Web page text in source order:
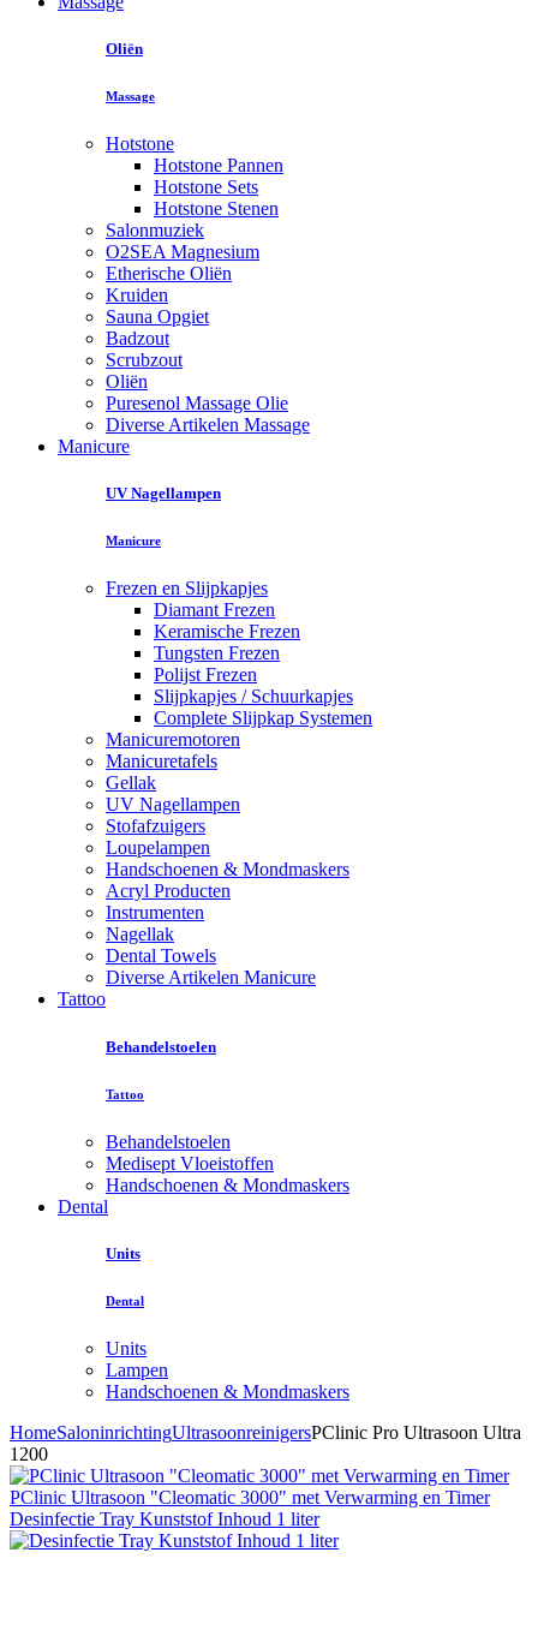
Oliën
Massage
Hotstone
Hotstone Pannen
Hotstone Sets
Hotstone Stenen
Salonmuziek
O2SEA Magnesium
Etherische Oliën
Kruiden
Sauna Opgiet
Badzout
Scrubzout
Oliën
Puresenol Massage Olie
Diverse Artikelen Massage
Manicure
UV Nagellampen
Manicure
Frezen en Slijpkapjes
Diamant Frezen
Keramische Frezen
Tungsten Frezen
Polijst Frezen
Slijpkapjes / Schuurkapjes
Complete Slijpkap Systemen
Manicuremotoren
Manicuretafels
Gellak
UV Nagellampen
Stofafzuigers
Loupelampen
Handschoenen & Mondmaskers
Acryl Producten
Instrumenten
Nagellak
Dental Towels
Diverse Artikelen Manicure
Tattoo
Behandelstoelen
Tattoo
Behandelstoelen
Medisept Vloeistoffen
Handschoenen & Mondmaskers
Dental
Units
Dental
Units
Lampen
Handschoenen & Mondmaskers
HomeSaloninrichtingUltrasoonreinigersPClinic Pro Ultrasoon Ultra
1200
PClinic Ultrasoon "Cleomatic 3000" met Verwarming en Timer
Desinfectie Tray Kunststof Inhoud 1 liter